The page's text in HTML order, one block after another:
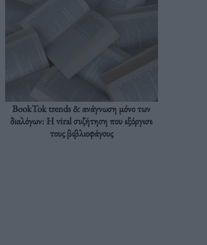
BookTok trends & ανάγνωση μόνο των
διαλόγων: Η viral συζήτηση που εξόργισε
τους βιβλιοφάγους